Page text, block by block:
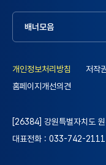
배너모음
개인정보처리방침 저작
홈페이지개선의견
[26384] 강원특별자치도
대표전화 : 033-742-